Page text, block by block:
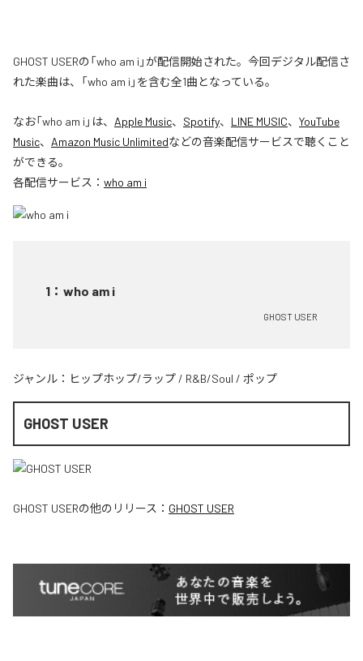
GHOST USERの「who am i」が配信開始された。今回デジタル配信さ
れた楽曲は、「who am i」を含む全1曲となっている。
なお「who am i 」は、 Apple Music、 Spotify、 LINE MUSIC、 YouTube
Music、 Amazon Music Unlimitedなどの音楽配信サービスで聴くこと
ができる。
各配信サービス： who am i
1 ： who am i
GHOST USER
ジャンル： ヒップホップ/ラップ / R&B/Soul / ポップ
GHOST USER
GHOST USERの他のリリース： GHOST USER